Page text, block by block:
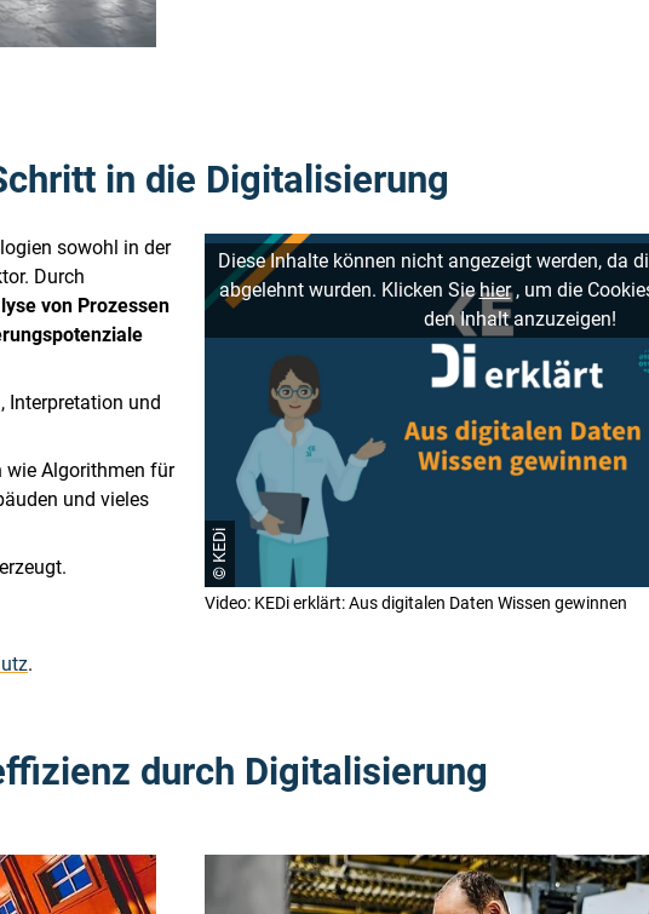
in die Digitalisierung
© KEDi
Diese Inhalte können nicht angezeigt werden, da
abgelehnt wurden. Klicken Sie hier, um die
den Inhalt anzuzeigen!
Video: KEDi erklärt: Aus digitalen Daten Wissen gewinnen
sowohl in der
Durch
von Prozessen
Interpretation und
wie Algorithmen für
und vieles
.
durch Digitalisierung